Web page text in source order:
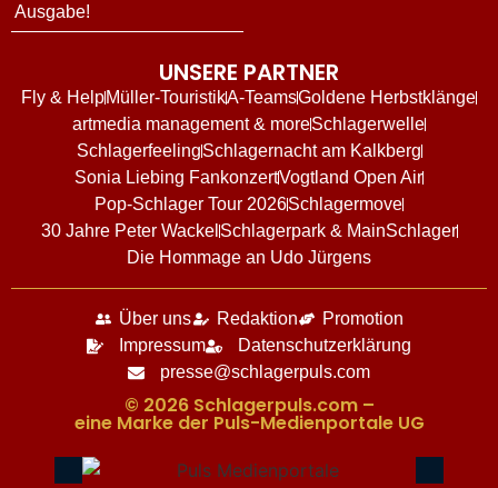
Ausgabe!
UNSERE PARTNER
Fly & HelpMüller-TouristikA-TeamsGoldene Herbstklänge
artmedia management & moreSchlagerwelle
SchlagerfeelingSchlagernacht am Kalkberg
Sonia Liebing FankonzertVogtland Open Air
Pop-Schlager Tour 2026Schlagermove
30 Jahre Peter Wackel Schlagerpark & MainSchlager
Die Hommage an Udo Jürgens
Über uns Redaktion
Promotion
Impressum
Datenschutzerklärung
presse@schlagerpuls.com
© 2026 Schlagerpuls.com –
eine Marke der Puls-Medienportale UG​